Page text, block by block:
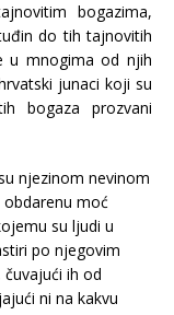
bogazima,
do tih tajnovitih
u mnogima od njih
junaci koji su
bogaza prozvani
njezinom nevinom
obdarenu moć
su ljudi u
po njegovim
ih od
ni na kakvu